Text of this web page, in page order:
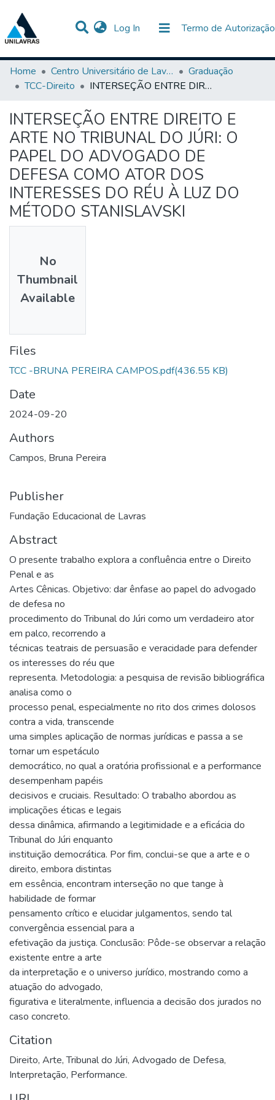
Log In (current) Termo de Autorização
Communities & Collections
Statistics
All of DSpace
Home
Centro Universitário de Lavras-UNILAVRAS
Graduação
TCC-Direito
INTERSEÇÃO ENTRE DIREITO E ARTE NO TRIBUNAL DO JÚRI: O PAPEL DO ADVOGADO DE DEFESA COMO ATOR DOS INTERESSES DO RÉU À LUZ DO MÉTODO STANISLAVSKI
INTERSEÇÃO ENTRE DIREITO E
ARTE NO TRIBUNAL DO JÚRI: O
PAPEL DO ADVOGADO DE
DEFESA COMO ATOR DOS
INTERESSES DO RÉU À LUZ DO
MÉTODO STANISLAVSKI
No
Thumbnail
Available
Files
TCC -BRUNA PEREIRA CAMPOS.pdf(436.55 KB)
Date
2024-09-20
Authors
Campos, Bruna Pereira
Publisher
Fundação Educacional de Lavras
Abstract
O presente trabalho explora a confluência entre o Direito
Penal e as
Artes Cênicas. Objetivo: dar ênfase ao papel do advogado
de defesa no
procedimento do Tribunal do Júri como um verdadeiro ator
em palco, recorrendo a
técnicas teatrais de persuasão e veracidade para defender
os interesses do réu que
representa. Metodologia: a pesquisa de revisão bibliográfica
analisa como o
processo penal, especialmente no rito dos crimes dolosos
contra a vida, transcende
uma simples aplicação de normas jurídicas e passa a se
tornar um espetáculo
democrático, no qual a oratória profissional e a performance
desempenham papéis
decisivos e cruciais. Resultado: O trabalho abordou as
implicações éticas e legais
dessa dinâmica, afirmando a legitimidade e a eficácia do
Tribunal do Júri enquanto
instituição democrática. Por fim, conclui-se que a arte e o
direito, embora distintas
em essência, encontram interseção no que tange à
habilidade de formar
pensamento crítico e elucidar julgamentos, sendo tal
convergência essencial para a
efetivação da justiça. Conclusão: Pôde-se observar a relação
existente entre a arte
da interpretação e o universo jurídico, mostrando como a
atuação do advogado,
figurativa e literalmente, influencia a decisão dos jurados no
caso concreto.
Citation
Direito, Arte, Tribunal do Júri, Advogado de Defesa,
Interpretação, Performance.